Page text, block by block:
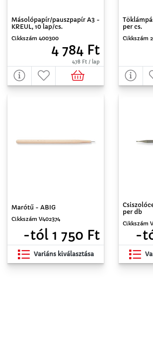
Másolópapír/pauszpapír A3 -
KREUL, 10 lap/cs.
Cikkszám 400300
4 784 Ft
478 Ft / lap
per cs.
Cikkszám
Marótű - ABIG
Cikkszám V402374
-tól 1 750 Ft
Variáns kiválasztása
per db
Cikkszám
-